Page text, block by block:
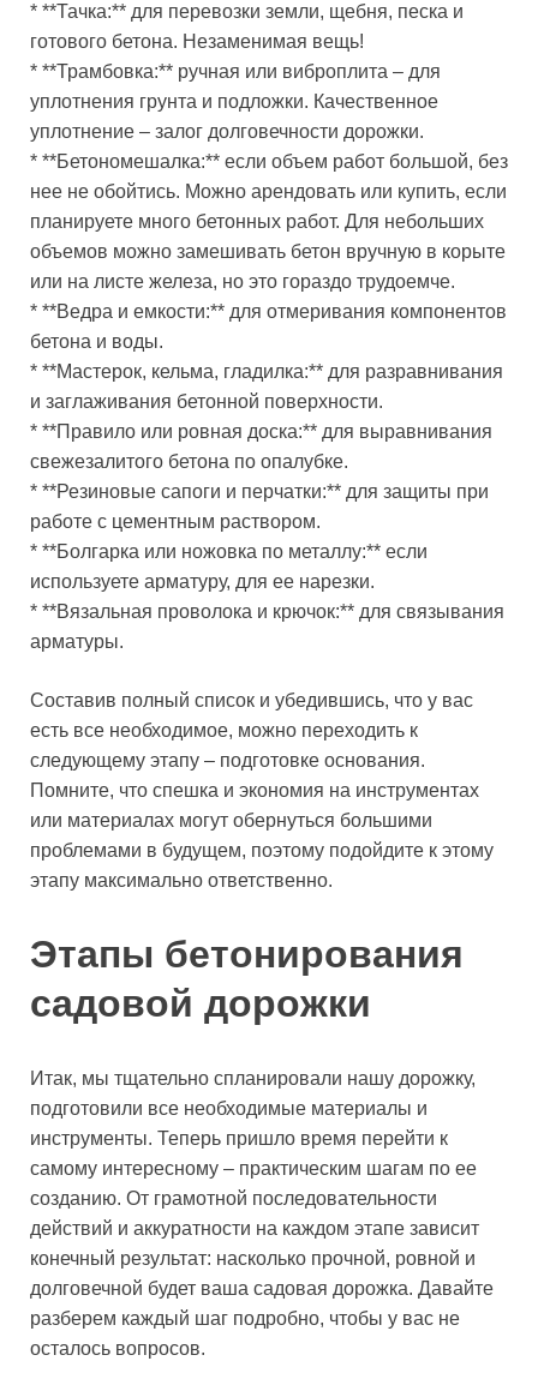
* **Тачка:** для перевозки земли, щебня, песка и
готового бетона. Незаменимая вещь!
* **Трамбовка:** ручная или виброплита – для
уплотнения грунта и подложки. Качественное
уплотнение – залог долговечности дорожки.
* **Бетономешалка:** если объем работ большой, без
нее не обойтись. Можно арендовать или купить, если
планируете много бетонных работ. Для небольших
объемов можно замешивать бетон вручную в корыте
или на листе железа, но это гораздо трудоемче.
* **Ведра и емкости:** для отмеривания компонентов
бетона и воды.
* **Мастерок, кельма, гладилка:** для разравнивания
и заглаживания бетонной поверхности.
* **Правило или ровная доска:** для выравнивания
свежезалитого бетона по опалубке.
* **Резиновые сапоги и перчатки:** для защиты при
работе с цементным раствором.
* **Болгарка или ножовка по металлу:** если
используете арматуру, для ее нарезки.
* **Вязальная проволока и крючок:** для связывания
арматуры.
Составив полный список и убедившись, что у вас
есть все необходимое, можно переходить к
следующему этапу – подготовке основания.
Помните, что спешка и экономия на инструментах
или материалах могут обернуться большими
проблемами в будущем, поэтому подойдите к этому
этапу максимально ответственно.
Этапы бетонирования
садовой дорожки
Итак, мы тщательно спланировали нашу дорожку,
подготовили все необходимые материалы и
инструменты. Теперь пришло время перейти к
самому интересному – практическим шагам по ее
созданию. От грамотной последовательности
действий и аккуратности на каждом этапе зависит
конечный результат: насколько прочной, ровной и
долговечной будет ваша садовая дорожка. Давайте
разберем каждый шаг подробно, чтобы у вас не
осталось вопросов.